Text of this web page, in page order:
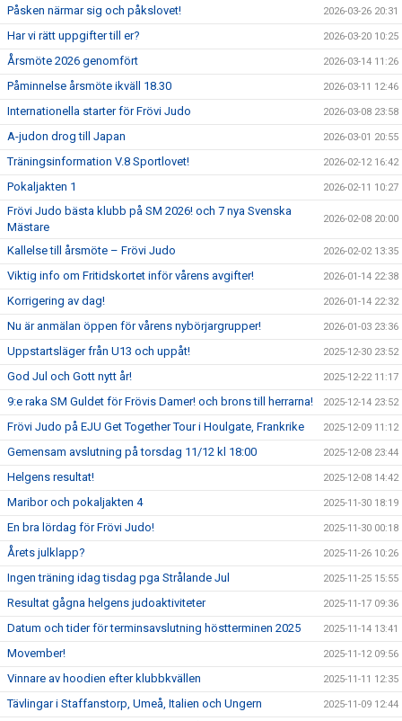
Påsken närmar sig och påkslovet! 2026-03-26 20:31
Har vi rätt uppgifter till er? 2026-03-20 10:25
Årsmöte 2026 genomfört 2026-03-14 11:26
Påminnelse årsmöte ikväll 18.30 2026-03-11 12:46
Internationella starter för Frövi Judo 2026-03-08 23:58
A-judon drog till Japan 2026-03-01 20:55
Träningsinformation V.8 Sportlovet! 2026-02-12 16:42
Pokaljakten 1 2026-02-11 10:27
Frövi Judo bästa klubb på SM 2026! och 7 nya Svenska
Mästare
2026-02-08 20:00
Kallelse till årsmöte – Frövi Judo 2026-02-02 13:35
Viktig info om Fritidskortet inför vårens avgifter! 2026-01-14 22:38
Korrigering av dag! 2026-01-14 22:32
Nu är anmälan öppen för vårens nybörjargrupper! 2026-01-03 23:36
Uppstartsläger från U13 och uppåt! 2025-12-30 23:52
God Jul och Gott nytt år! 2025-12-22 11:17
9:e raka SM Guldet för Frövis Damer! och brons till herrarna! 2025-12-14 23:52
Frövi Judo på EJU Get Together Tour i Houlgate, Frankrike 2025-12-09 11:12
Gemensam avslutning på torsdag 11/12 kl 18:00 2025-12-08 23:44
Helgens resultat! 2025-12-08 14:42
Maribor och pokaljakten 4 2025-11-30 18:19
En bra lördag för Frövi Judo! 2025-11-30 00:18
Årets julklapp? 2025-11-26 10:26
Ingen träning idag tisdag pga Strålande Jul 2025-11-25 15:55
Resultat gågna helgens judoaktiviteter 2025-11-17 09:36
Datum och tider för terminsavslutning höstterminen 2025 2025-11-14 13:41
Movember! 2025-11-12 09:56
Vinnare av hoodien efter klubbkvällen 2025-11-11 12:35
Tävlingar i Staffanstorp, Umeå, Italien och Ungern 2025-11-09 12:44